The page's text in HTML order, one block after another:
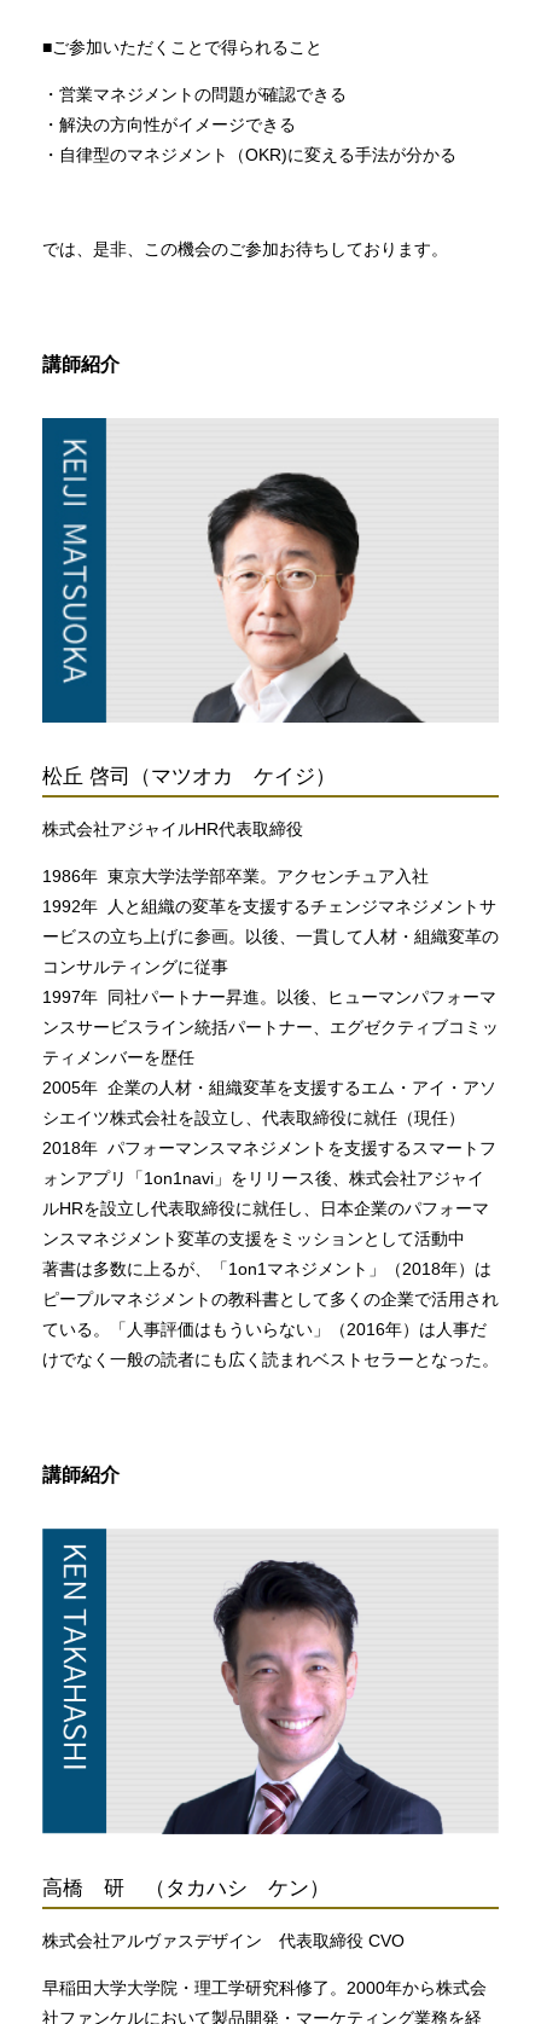
■ご参加いただくことで得られること
営業マネジメントの問題が確認できる
解決の方向性がイメージできる
自律型のマネジメント（OKR)に変える手法が分かる
では、是非、この機会のご参加お待ちしております。
講師紹介
松丘 啓司（マツオカ ケイジ）
株式会社アジャイルHR代表取締役
1986年 東京大学法学部卒業。アクセンチュア入社
1992年 人と組織の変革を支援するチェンジマネジメントサ
ービスの立ち上げに参画。以後、一貫して人材・組織変革の
コンサルティングに従事
1997年 同社パートナー昇進。以後、ヒューマンパフォーマ
ンスサービスライン統括パートナー、エグゼクティブコミッ
ティメンバーを歴任
2005年 企業の人材・組織変革を支援するエム・アイ・アソ
シエイツ株式会社を設立し、代表取締役に就任（現任）
2018年 パフォーマンスマネジメントを支援するスマートフ
ォンアプリ「1on1navi」をリリース後、株式会社アジャイ
ルHRを設立し代表取締役に就任し、日本企業のパフォーマ
ンスマネジメント変革の支援をミッションとして活動中
著書は多数に上るが、「1on1マネジメント」（2018年）は
ピープルマネジメントの教科書として多くの企業で活用され
ている。「人事評価はもういらない」（2016年）は人事だ
けでなく一般の読者にも広く読まれベストセラーとなった。
講師紹介
高橋 研 （タカハシ ケン）
株式会社アルヴァスデザイン 代表取締役 CVO
早稲田大学大学院・理工学研究科修了。2000年から株式会
社ファンケルにおいて製品開発・マーケティング業務を経